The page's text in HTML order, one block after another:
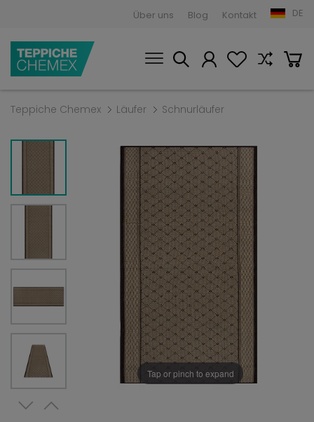
Über uns Blog Kontakt DE
Teppiche Chemex Läufer Schnurläufer
Tap or pinch to expand